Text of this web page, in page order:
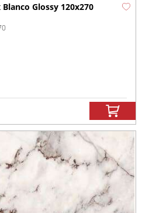
Glossy 120x270